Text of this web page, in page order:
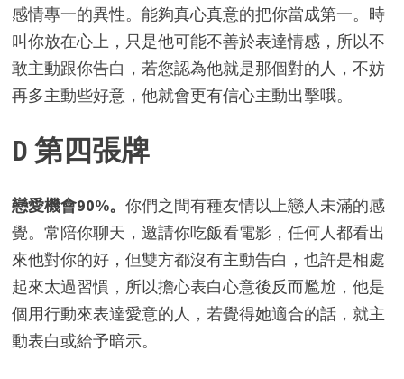
感情專一的異性。能夠真心真意的把你當成第一。時
叫你放在心上，只是他可能不善於表達情感，所以不
敢主動跟你告白，若您認為他就是那個對的人，不妨
再多主動些好意，他就會更有信心主動出擊哦。
D 第四張牌
戀愛機會90%。 你們之間有種友情以上戀人未滿的感
覺。常陪你聊天，邀請你吃飯看電影，任何人都看出
來他對你的好，但雙方都沒有主動告白，也許是相處
起來太過習慣，所以擔心表白心意後反而尷尬，他是
個用行動來表達愛意的人，若覺得她適合的話，就主
動表白或給予暗示。